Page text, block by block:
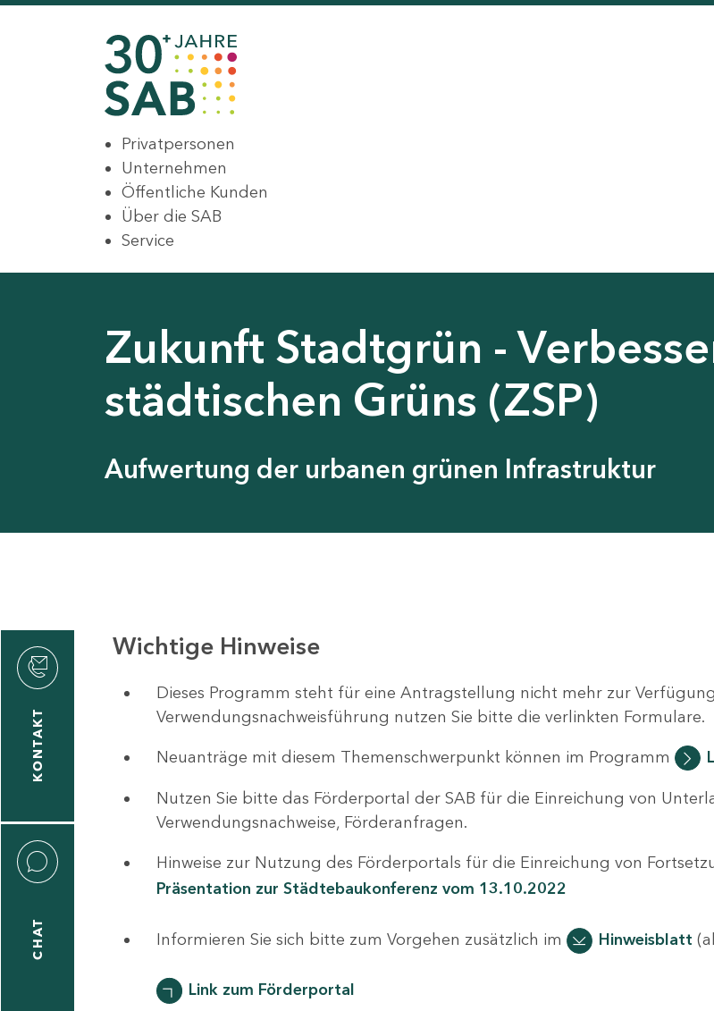
Privatpersonen
Unternehmen
Öffentliche Kunden
Über die SAB
Service
Zukunft Stadtgrün -
städtischen Grüns (ZSP)
Aufwertung der urbanen grünen Infrastruktur
KONTAKT
CHAT
Wichtige Hinweise
Dieses Programm steht für eine Antragstellung nicht mehr zur
Verwendungsnachweisführung nutzen Sie bitte die verlinkten Formulare.
Neuanträge mit diesem Themenschwerpunkt können im Programm
Nutzen Sie bitte das Förderportal der SAB für die Einreichung von
Verwendungsnachweise, Förderanfragen.
Hinweise zur Nutzung des Förderportals für die Einreichung von
Präsentation zur Städtebaukonferenz vom 13.10.2022
Informieren Sie sich bitte zum Vorgehen zusätzlich im Hinweisblatt
Link zum Förderportal